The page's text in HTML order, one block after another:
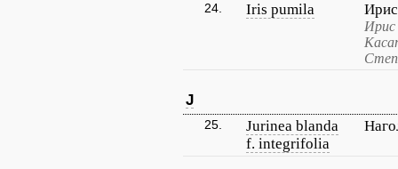
24. Iris pumila
Ирис
J
25.
Jurinea blanda
f. integrifolia